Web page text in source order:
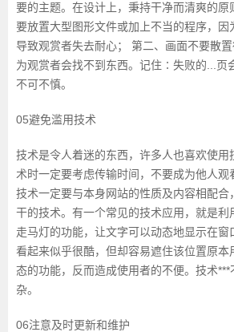
要的主题。在设计上，秉持干净而清爽的原
要放置大型图形文件或加上不当的程序，因
导致观赏者失去耐心； 第二、画面不要散
为观赏者会找不到东西。记住∶失败的...页
不可不慎。
05避免滥用技术
技术是令人着迷的东西，许多人也喜欢使用
术时一定要考虑传输时间，不要成为他人观
技术一定要与本身网站的性质及内容相配合
干的技术。有一个常见的技术应用，就是
走马灯的功能，让文字可以动态地显示在
看起来似乎很酷，但却容易遮住该位置原本
态的功能，反而造成使用者的不便。技术
杂。
06注意及时更新和维护